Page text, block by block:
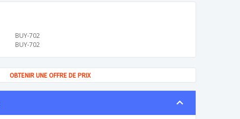
BUY-702
BUY-702
OBTENIR UNE OFFRE DE PRIX